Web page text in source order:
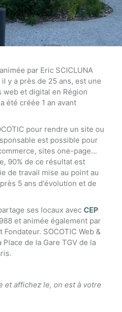
par Eric SCICLUNA
y a près de 25 ans, est une
et digital en Région
été créée 1 an avant
pour rendre un site ou
est possible pour
sites one-page...
90% de ce résultat est
de travail mise au point au
5 ans d'évolution et de
ses locaux avec CEP
et animée également par
SOCOTIC Web &
de la Gare TGV de la
et affichez le, on est à votre